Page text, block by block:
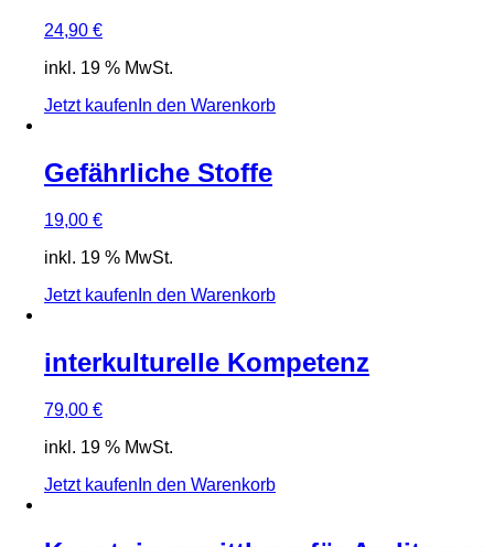
24,90 €
inkl. 19 % MwSt.
Jetzt kaufen In den Warenkorb
Gefährliche Stoffe
19,00 €
inkl. 19 % MwSt.
Jetzt kaufen In den Warenkorb
interkulturelle Kompetenz
79,00 €
inkl. 19 % MwSt.
Jetzt kaufen In den Warenkorb